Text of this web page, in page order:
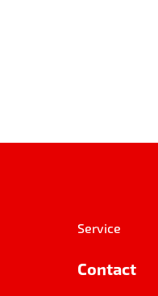
Service
Contact